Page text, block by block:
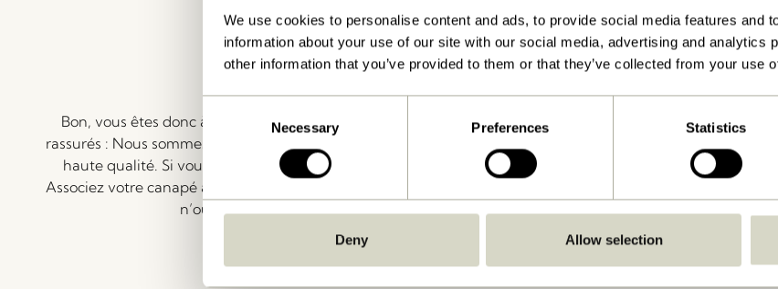
We use cookies to personalise content and ads, to provide social media features and
information about your use of our site with our social media, advertising and analytics
other information that you’ve provided to them or that they’ve collected from your use
Selection
Necessary Preferences Statistics
Deny Allow selection
D’élégants canapés et lits de repos
Bon, vous êtes donc à la recherche de votre prochain canapé branché pour votre salon. C’est une grande
rassurés : Nous sommes là pour vous aider. Toutes les pièces de notre collection de canapés sont dotées
haute qualité. Si vous cherchez un canapé gris, un canapé bicolore ou un fauteuil élégant, nous avons ce
Associez votre canapé à une jolie table d’appoint fonctionnelle ou à une chaise lounge accueillante pour
n’oubliez pas d’apporter de douces touches finales, comme des coussins et des plaids.
Se détendre avec style